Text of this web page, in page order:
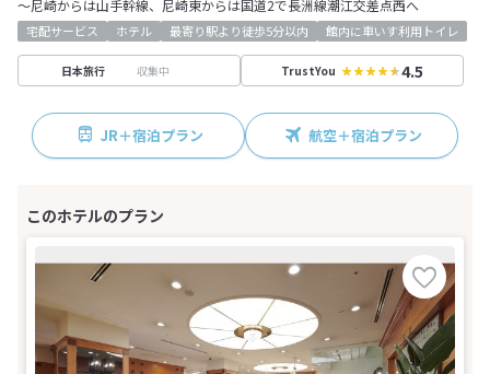
～尼崎からは山手幹線、尼崎東からは国道2で長洲線潮江交差点西へ
宅配サービス ホテル 最寄り駅より徒歩5分以内 館内に車いす利用トイレ
日本旅行 収集中 TrustYou 4.5
JR＋宿泊プラン 航空＋宿泊プラン